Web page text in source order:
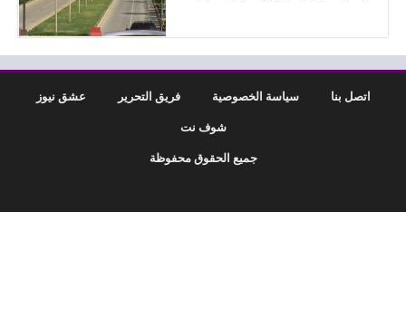
اتصل بنا سياسة الخصوصية فريق التحرير عشق نيوز
شوف نت
جميع الحقوق محفوظة